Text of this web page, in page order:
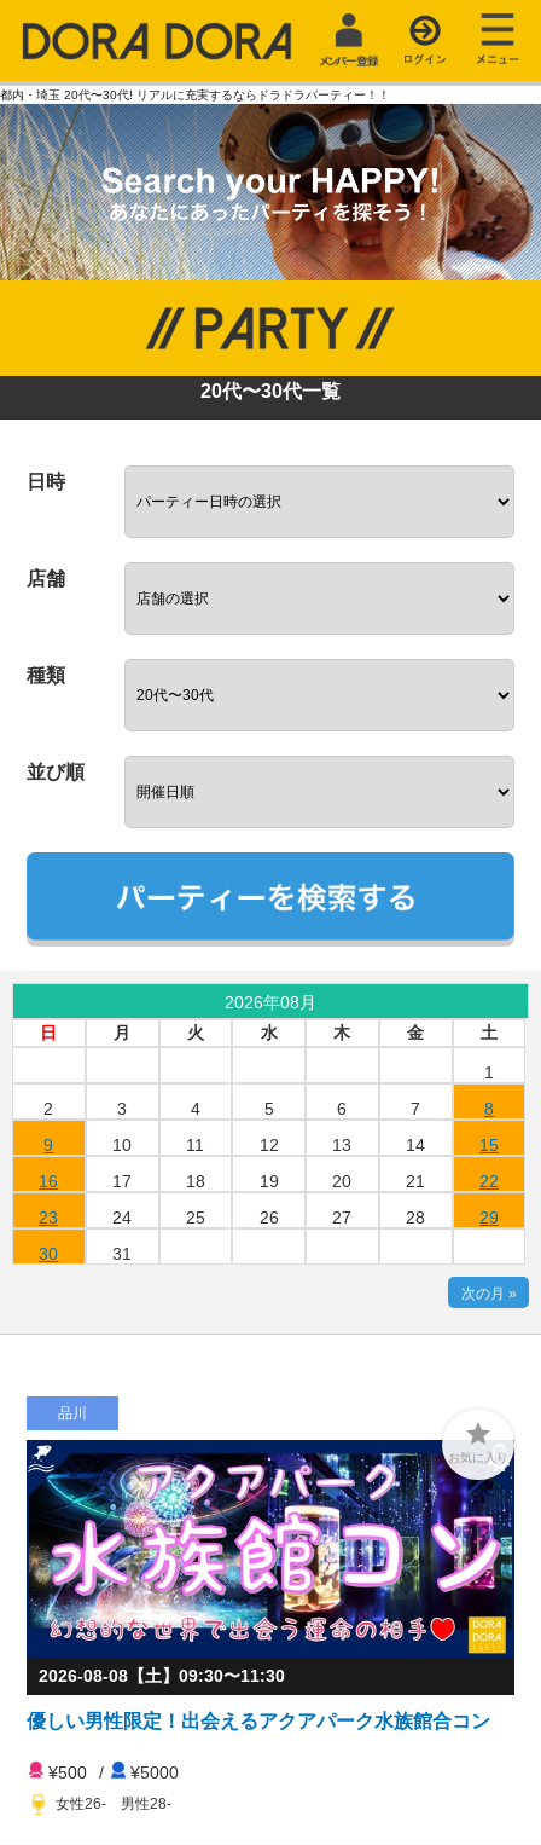
都内・埼玉 20代〜30代! リアルに充実するならドラドラパーティー！！
20代〜30代一覧
日時
店舗
種類
並び順
2026年08月
日
月 火 水 木 金 土
1
2
3 4 5 6 7
8
9
10 11 12 13 14
15
16
17 18 19 20 21
22
23
24 25 26 27 28
29
30
31
次の月 »
品川

お気に入り
2026-08-08【土】09:30〜11:30
優しい男性限定！出会えるアクアパーク水族館合コン
¥500 / ¥5000
女性26- 男性28-